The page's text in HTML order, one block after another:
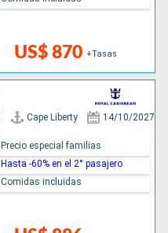
US$ 870 +Tasas
Cape Liberty 14/10/2027
Precio especial familias
Hasta -60% en el 2° pasajero
Comidas incluidas